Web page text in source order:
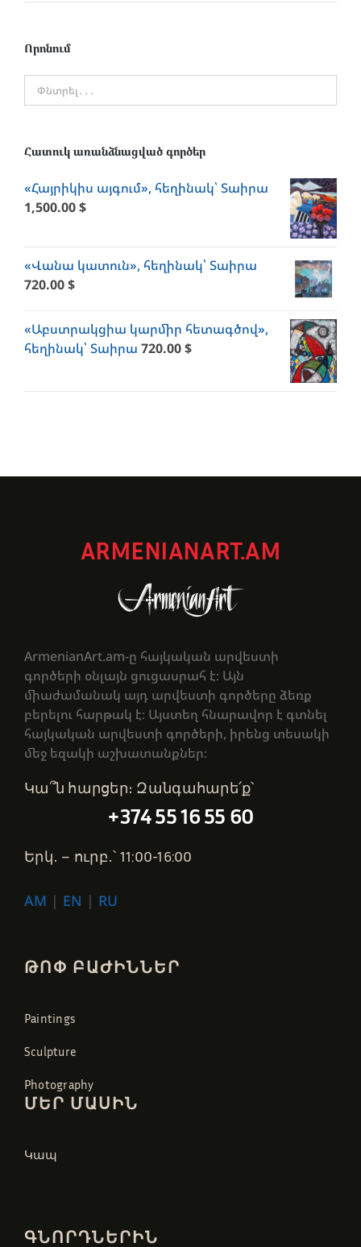
Որոնում
Հատուկ առանձնացված գործեր
«Հայրիկիս այգում», հեղինակ՝ Տաիրա
1,500.00$
«Վանա կատուն», հեղինակ՝ Տաիրա
720.00$
«Աբստրակցիա կարմիր հետագծով»,
հեղինակ՝ Տաիրա 720.00$
ARMENIANART.AM
ArmenianArt.am-ը հայկական արվեստի
գործերի օնլայն ցուցասրահ է։ Այն
միաժամանակ այդ արվեստի գործերը ձեռք
բերելու հարթակ է։ Այստեղ հնարավոր է գտնել
հայկական արվեստի գործերի, իրենց տեսակի
մեջ եզակի աշխատանքներ։
Կա՞ն հարցեր։ Զանգահարե՛ք՝
+374 55 16 55 60
Երկ․ – ուրբ․՝ 11:00-16:00
AM | EN | RU
ԹՈՓ ԲԱԺԻՆՆԵՐ
Paintings
Sculpture
Photography
ՄԵՐ ՄԱՍԻՆ
Կապ
ԳՆՈՐԴՆԵՐԻՆ